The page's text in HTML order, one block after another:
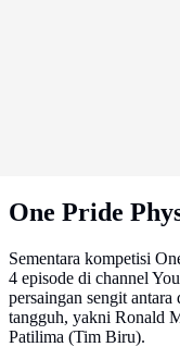
One Pride
Sementara kompetisi
4 episode di channel
persaingan sengit
tangguh, yakni Ronald
Patilima (Tim Biru).